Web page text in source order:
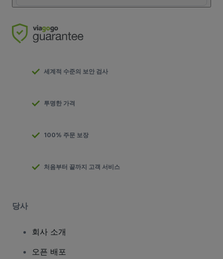
세계적 수준의 보안 검사
투명한 가격
100% 주문 보장
처음부터 끝까지 고객 서비스
당사
회사 소개
오픈 배포